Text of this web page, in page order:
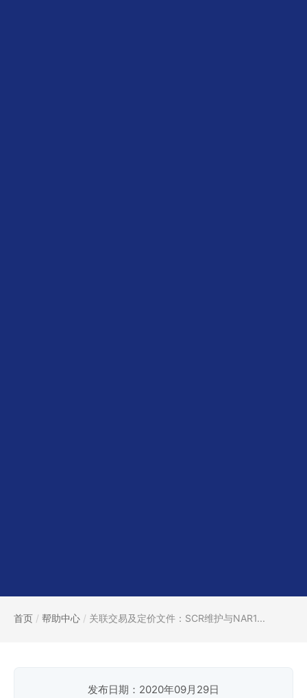
首页 / 帮助中心 / 关联交易及定价文件：SCR维护与NAR1...
发布日期：2020年09月29日